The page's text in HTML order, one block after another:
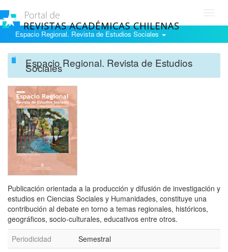
Espacio Regional. Revista de Estudios Sociales
Espacio Regional. Revista de Estudios
Sociales
Publicación orientada a la producción y difusión de investigación y
estudios en Ciencias Sociales y Humanidades, constituye una
contribución al debate en torno a temas regionales, históricos,
geográficos, socio-culturales, educativos entre otros.
Periodicidad
Semestral